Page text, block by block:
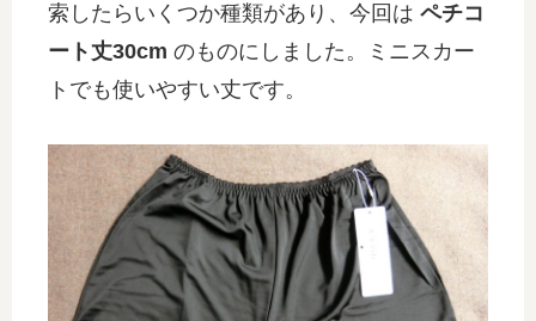
索したらいくつか種類があり、今回は ペチコ
ート丈30cm のものにしました。ミニスカー
トでも使いやすい丈です。